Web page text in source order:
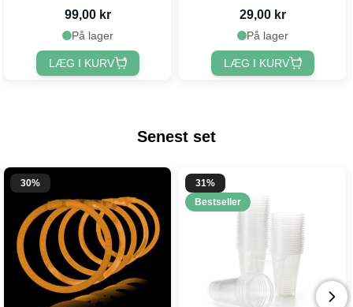
99,00 kr
På lager
LÆG I KURV
29,00 kr
På lager
LÆG I KURV
Senest set
30%
31%
Bestseller